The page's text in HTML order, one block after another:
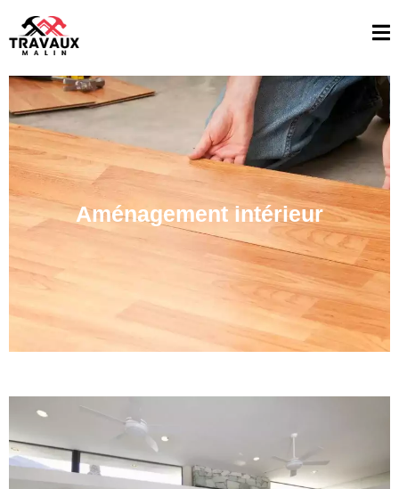
Aménagement intérieur